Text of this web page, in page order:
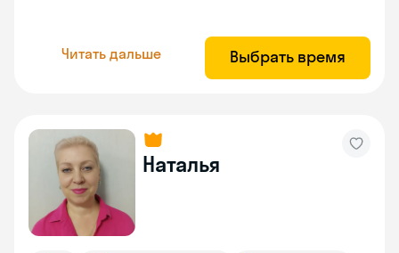
Читать дальше Выбрать время
Наталья